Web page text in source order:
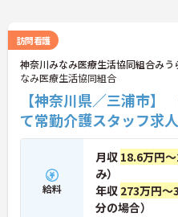
訪問看護
神奈川みなみ医療生活協同組合み
なみ医療生活協同組合
【神奈川県／三浦市
て常勤介護スタッフ求
給料
月収 18.6万円
み）
年収 273万円～
分の場合）